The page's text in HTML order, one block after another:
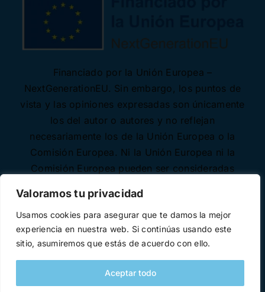
Valoramos tu privacidad
Usamos cookies para asegurar que te damos la mejor
experiencia en nuestra web. Si continúas usando este
sitio, asumiremos que estás de acuerdo con ello.
Aceptar todo
Financiado por la Unión Europea –
NextGenerationEU. Sin embargo, los puntos de
vista y las opiniones expresadas son únicamente
los del autor o autores y no reflejan
necesariamente los de la Unión Europea o la
Comisión Europea. Ni la Unión Europea ni la
Comisión Europea pueden ser consideradas
Desarrollado con ♥ por